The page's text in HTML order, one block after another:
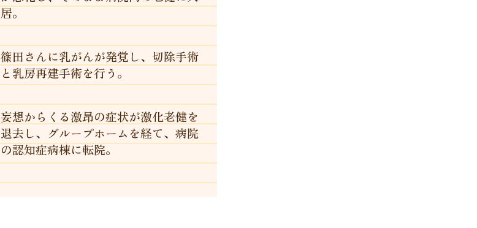
居。
篠田さんに乳がんが発覚し、切除手術
と乳房再建手術を行う。
妄想からくる激昂の症状が激化老健を
退去し、グループホームを経て、病院
の認知症病棟に転院。